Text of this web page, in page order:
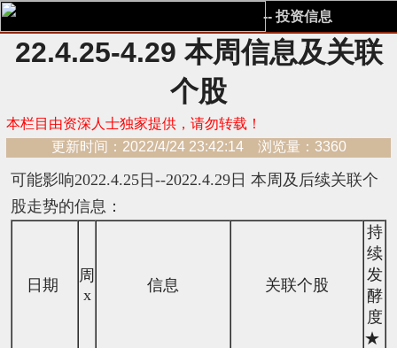
-- 投资信息
22.4.25-4.29 本周信息及关联
个股
本栏目由资深人士独家提供，请勿转载！
更新时间：2022/4/24 23:42:14 浏览量：3360
可能影响2022.4.25日--2022.4.29日 本周及后续关联个
股走势的信息：
日期
周
x
信息 关联个股
持
续
发
酵
度
★